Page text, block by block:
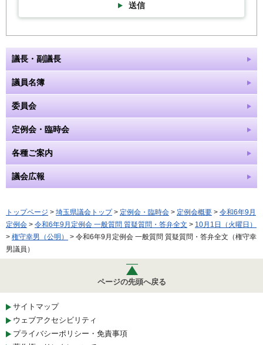
送信
議長・副議長
議員名簿
委員会
定例会・臨時会
各種ご案内
議会広報
トップページ > 埼玉県議会トップ> 定例会・臨時会 > 定例会概要 > 令和6年9月
定例会 > 令和6年9月定例会 一般質問 質疑質問・答弁全文 > 10月1日（火曜日）
> 権守幸男（公明）
> 令和6年9月定例会 一般質問 質疑質問・答弁全文（権守幸
男議員）
ページの先頭へ戻る
サイトマップ
ウェブアクセシビリティ
プライバシーポリシー・免責事項